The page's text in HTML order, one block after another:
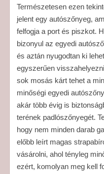
Természetesen ezen
jelent egy autószőnyeg,
felfogja a port és piszkot.
bizonyul az egyedi
és aztán nyugodtan ki
egyszerűen
sok mosás kárt tehet a
minőségi egyedi
akár több évig is
terének padlószőnyegét.
hogy nem minden darab
előbb leírt magas
vásárolni, ahol tényleg
ezért, komolyan meg kell